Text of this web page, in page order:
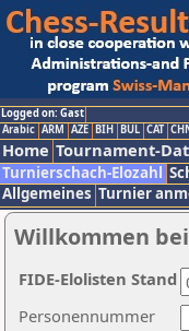
Logged on: Gast
Arabic ARM AZE BIH BUL CAT
Home Tournament-
Turnierschach-Elozahl
Allgemeines Turnier
Willkommen
Personennummer
FIDE-Elolisten Stand